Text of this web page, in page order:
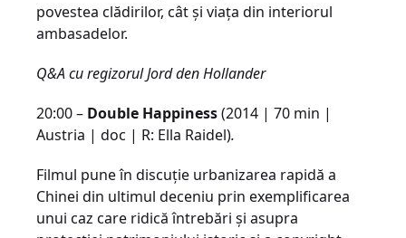
povestea clădirilor, cât și viața din interiorul
ambasadelor.
Q&A cu regizorul Jord den Hollander
20:00 – Double Happiness(2014 | 70 min |
Austria | doc | R: Ella Raidel).
Filmul pune în discuție urbanizarea rapidă a
Chinei din ultimul deceniu prin exemplificarea
unui caz care ridică întrebări și asupra